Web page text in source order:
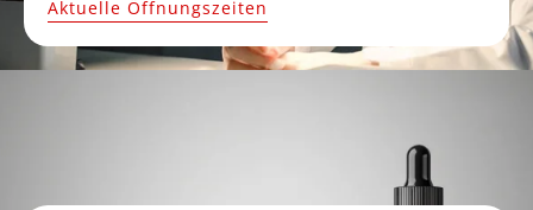
Aktuelle Öffnungszeiten